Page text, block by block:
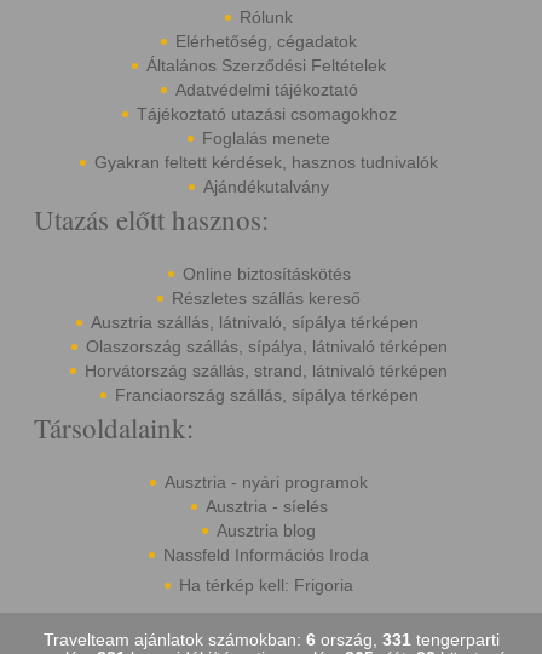
Rólunk
Elérhetőség, cégadatok
Általános Szerződési Feltételek
Adatvédelmi tájékoztató
Tájékoztató utazási csomagokhoz
Foglalás menete
Gyakran feltett kérdések, hasznos tudnivalók
Ajándékutalvány
Utazás előtt hasznos:
Online biztosításkötés
Részletes szállás kereső
Ausztria szállás, látnivaló, sípálya térképen
Olaszország szállás, sípálya, látnivaló térképen
Horvátország szállás, strand, látnivaló térképen
Franciaország szállás, sípálya térképen
Társoldalaink:
Ausztria - nyári programok
Ausztria - síelés
Ausztria blog
Nassfeld Információs Iroda
Ha térkép kell: Frigoria
Travelteam ajánlatok számokban: 6ország, 331tengerparti